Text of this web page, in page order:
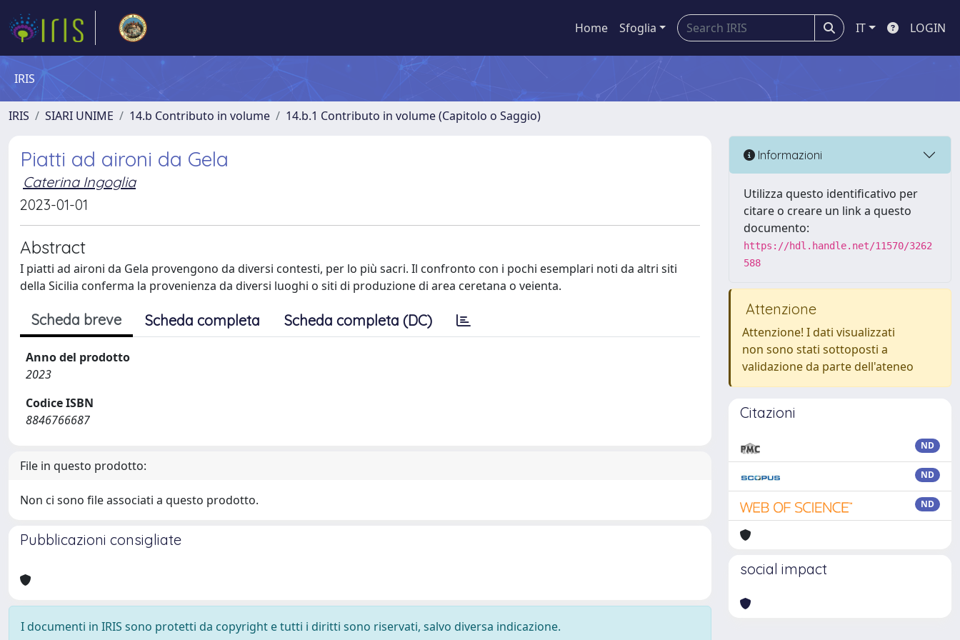
Home Sfoglia IT LOGIN
IRIS
IRIS SIARI UNIME 14.b Contributo in volume 14.b.1 Contributo in volume (Capitolo o Saggio)
Piatti ad aironi da Gela
Caterina Ingoglia
2023-01-01
Abstract
I piatti ad aironi da Gela provengono da diversi contesti, per lo più sacri. Il confronto con i pochi esemplari noti da altri siti
della Sicilia conferma la provenienza da diversi luoghi o siti di produzione di area ceretana o veienta.
Scheda breve Scheda completa Scheda completa (DC)
Anno del prodotto
2023
Codice ISBN
8846766687
File in questo prodotto:
Non ci sono file associati a questo prodotto.
Pubblicazioni consigliate
I documenti in IRIS sono protetti da copyright e tutti i diritti sono riservati, salvo diversa indicazione.
Informazioni
Utilizza questo identificativo per
citare o creare un link a questo
documento:
https://hdl.handle.net/11570/3262
588
Attenzione
Attenzione! I dati visualizzati
non sono stati sottoposti a
validazione da parte dell'ateneo
Citazioni
ND
ND
ND
social impact